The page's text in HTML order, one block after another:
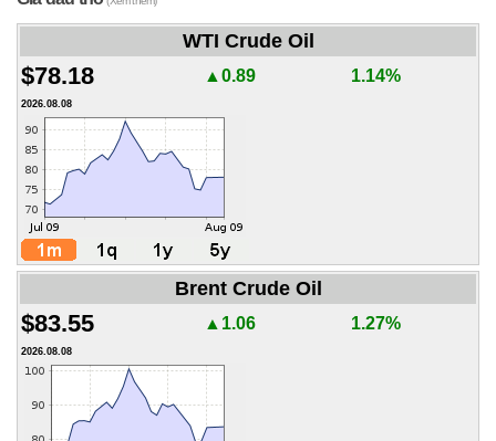
WTI Crude Oil
$78.18 ▲0.89 1.14%
2026.08.08
Brent Crude Oil
$83.55 ▲1.06 1.27%
2026.08.08